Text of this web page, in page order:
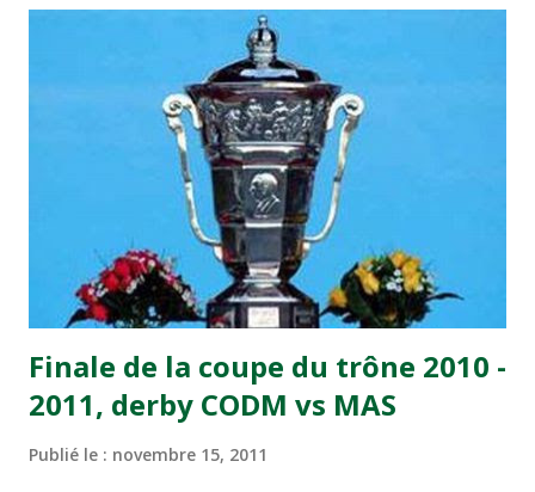
joueurs soussis, et ont réussi à mener au score à la dernière
minute du temps réglementaire grâce à un but de Mourad
Benchrifa. Son poursuivant direct le CRA de son coté a
chuté à domicile face à l'OCK sur le score de 0 - 2. La
bonne affaire de la semaine a été réalisée par le Moghreb
de Tetouan qui s'est hissé à la deuxième place après avoir
remporté trois précieux points sur la pelouse du complexe
Moulay Abdallah face aux FAR grâce à un but marqué par
Abdeladim Khadrouf à la 61e...
Finale de la coupe du trône 2010 -
2011, derby CODM vs MAS
Publié le : novembre 15, 2011